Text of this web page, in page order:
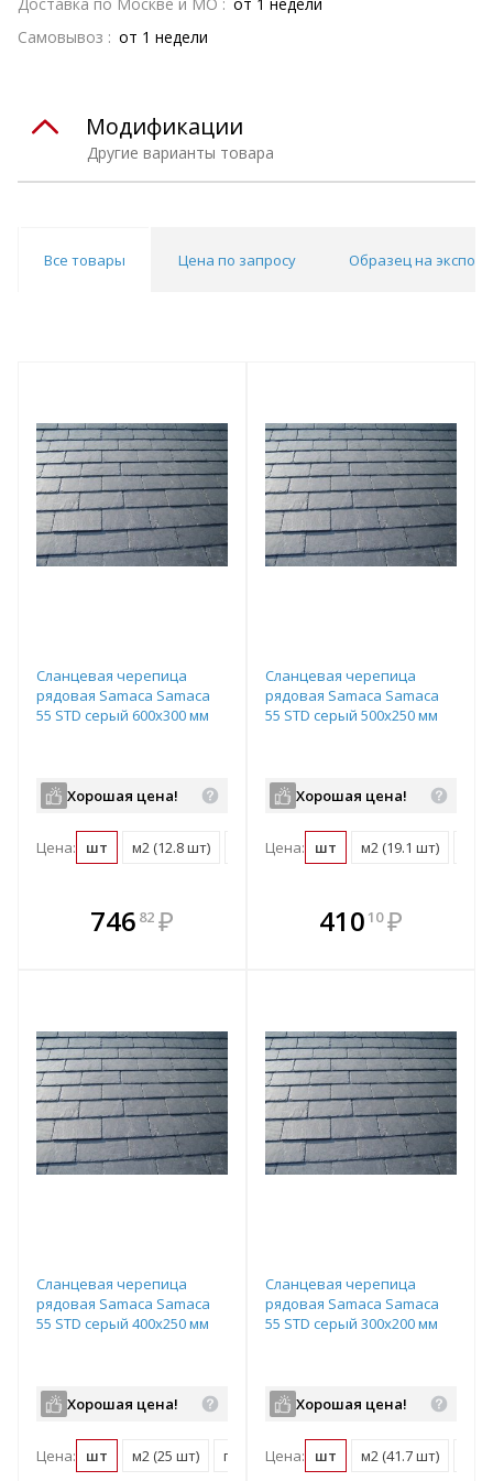
Самовывоз : от 1 недели
Другие варианты товара
Модификации
Все товары Цена по запросу Образец на
Сланцевая черепица
рядовая Samaca Samaca
55 STD серый 600х300 мм
Хорошая цена!
Цена: шт м2 (12.8 шт) поддон (600 шт)
746 82 ₽
В комплекте
всегда выгоднее!
Сланцевая черепица
рядовая Samaca Samaca
55 STD серый 500х250 мм
Хорошая цена!
Цена: шт м2 (19.1 шт)
В комплекте
всегда выгоднее!
410 10 ₽
Сланцевая черепица
рядовая Samaca Samaca
55 STD серый 400х250 мм
Хорошая цена!
Цена: шт м2 (25 шт) поддон (1100 шт)
Сланцевая черепица
рядовая Samaca Samaca
55 STD серый 300х200 мм
Хорошая цена!
Цена: шт м2 (41.7 шт)